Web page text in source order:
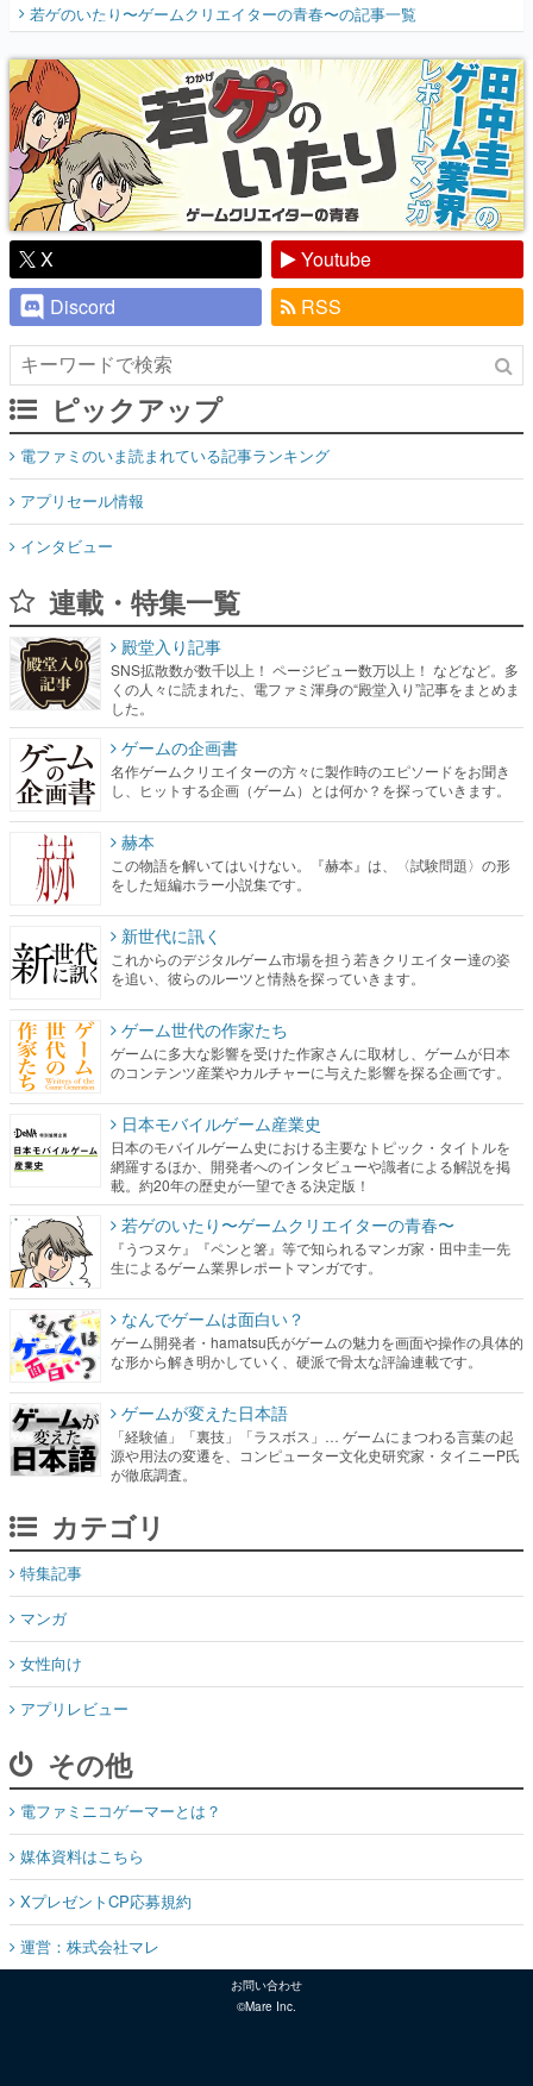
『少年ジャンプ』色だった【若ゲのいた
り】
若ゲのいたり〜ゲームクリエイターの青春〜の記事一覧
X
Youtube
Discord
RSS
ピックアップ
電ファミのいま読まれている記事ランキング
アプリセール情報
インタビュー
連載・特集一覧
殿堂入り記事
SNS拡散数が数千以上！ ページビュー数万以上！ などなど。多
くの人々に読まれた、電ファミ渾身の“殿堂入り”記事をまとめま
した。
ゲームの企画書
名作ゲームクリエイターの方々に製作時のエピソードをお聞き
し、ヒットする企画（ゲーム）とは何か？を探っていきます。
赫本
この物語を解いてはいけない。『赫本』は、〈試験問題〉の形
をした短編ホラー小説集です。
新世代に訊く
これからのデジタルゲーム市場を担う若きクリエイター達の姿
を追い、彼らのルーツと情熱を探っていきます。
ゲーム世代の作家たち
ゲームに多大な影響を受けた作家さんに取材し、ゲームが日本
のコンテンツ産業やカルチャーに与えた影響を探る企画です。
日本モバイルゲーム産業史
日本のモバイルゲーム史における主要なトピック・タイトルを
網羅するほか、開発者へのインタビューや識者による解説を掲
載。約20年の歴史が一望できる決定版！
若ゲのいたり〜ゲームクリエイターの青春〜
『うつヌケ』『ペンと箸』等で知られるマンガ家・田中圭一先
生によるゲーム業界レポートマンガです。
なんでゲームは面白い？
ゲーム開発者・hamatsu氏がゲームの魅力を画面や操作の具体的
な形から解き明かしていく、硬派で骨太な評論連載です。
ゲームが変えた日本語
「経験値」「裏技」「ラスボス」… ゲームにまつわる言葉の起
源や用法の変遷を、コンピューター文化史研究家・タイニーP氏
が徹底調査。
カテゴリ
特集記事
マンガ
女性向け
アプリレビュー
その他
電ファミニコゲーマーとは？
媒体資料はこちら
XプレゼントCP応募規約
運営：株式会社マレ
お問い合わせ
©Mare Inc.